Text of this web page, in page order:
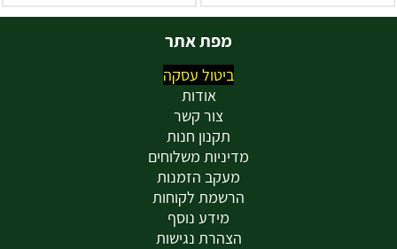
מפת אתר
ביטול עסקה
אודות
צור קשר
תקנון חנות
מדיניות משלוחים
מעקב הזמנות
הרשמת לקוחות
מידע נוסף
הצהרת נגישות